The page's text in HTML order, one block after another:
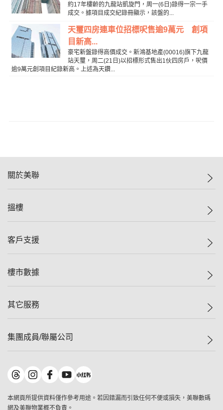
約17年樓齡的九龍站凱旋門，周一(6日)錄得一宗一手
成交。據項目成交紀錄冊顯示，該盤的...
天璽四房連車位招標呎售逾9萬元 創項
目新高...
豪宅新盤錄得高價成交。新鴻基地產(00016)旗下九龍
站天璽，周二(21日)以招標形式售出1伙四房戶，呎價
逾9萬元創項目紀錄新高。上述為天鑽...
關於美聯
美聯集團
人才招募
搵樓
一手新盤
減價
美聯豪宅
獨家樓盤
租盤
客戶支援
自助放盤
查詢熱線
按揭計算機
負擔能力計算機
轉按計算機
繳款方式
樓市數據
樓價指數
歷史成交
屋苑成交排行榜
地區百科
其它服務
屋苑專頁
美聯精英會
美善會
集團成員/聯屬公司
美聯物業
鋑聯控股*
美聯工商舖*
美聯中國
本網頁所提供資料僅作參考用途。若因錯漏而引致任何不便或損失，美聯數碼
網及美聯物業概不負責。